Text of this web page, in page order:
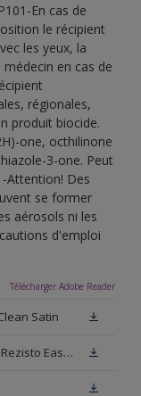
En cas de
le récipient
les yeux, la
en cas de
régionales,
produit biocide.
one, octhilinone
3-one. Peut
Attention! Des
se former
aérosols ni les
d'emploi
Télécharger Adobe Reader
Satin
Fiche de données de sécurité Alpha Rezisto Easy Clean Satin Base N00